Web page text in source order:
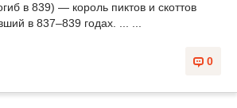
в 839) — король пиктов и скоттов
в 837–839 годах. ... ...
0